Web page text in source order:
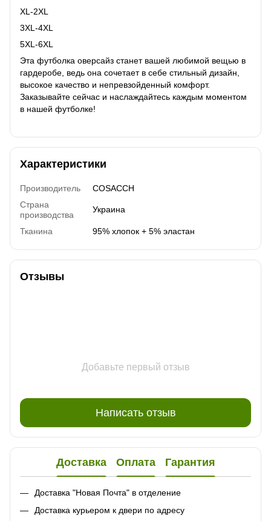
XL-2XL
3XL-4XL
5XL-6XL
Эта футболка оверсайз станет вашей любимой вещью в
гардеробе, ведь она сочетает в себе стильный дизайн,
высокое качество и непревзойденный комфорт.
Заказывайте сейчас и наслаждайтесь каждым моментом
в нашей футболке!
Характеристики
Производитель
COSACCH
Страна
производства
Украина
Тканина 95% хлопок + 5% эластан
Отзывы
Добавьте первый отзыв
Написать отзыв
Доставка Оплата Гарантия
Доставка "Новая Почта" в отделение
Доставка курьером к двери по адресу